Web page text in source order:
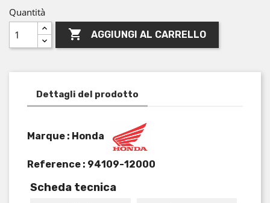
Quantità
 AGGIUNGI AL CARRELLO
Dettagli del prodotto
Marque : Honda
Reference : 94109-12000
Scheda tecnica